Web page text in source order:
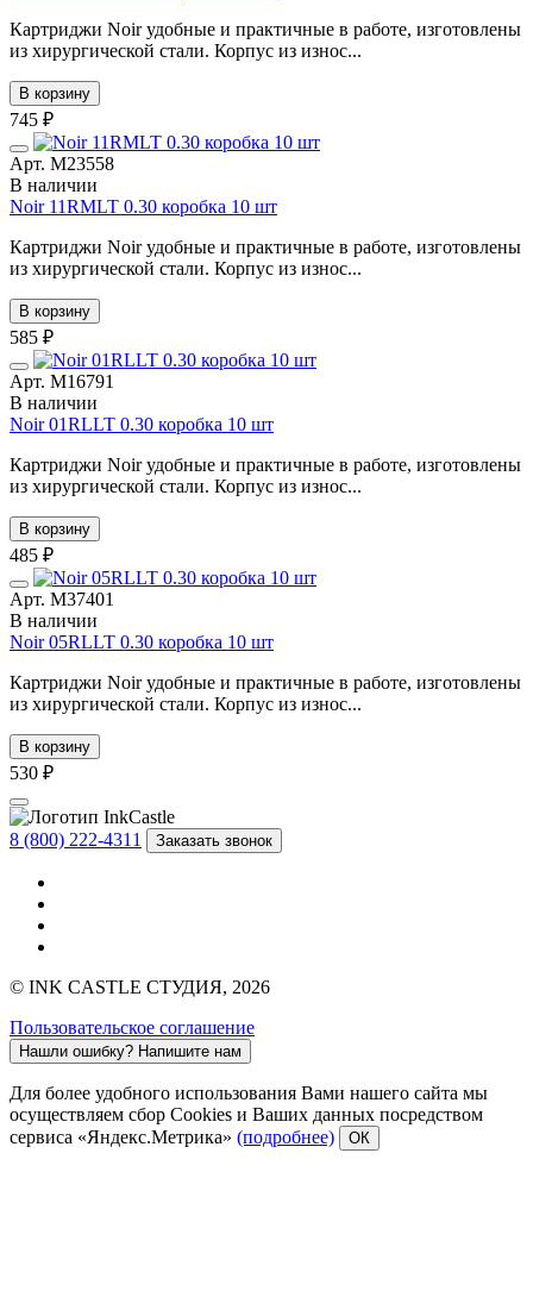
Картриджи Noir удобные и практичные в работе, изготовлены
из хирургической стали. Корпус из износ...
В корзину
745 ₽
Арт. М23558
В наличии
Noir 11RMLT 0.30 коробка 10 шт
Картриджи Noir удобные и практичные в работе, изготовлены
из хирургической стали. Корпус из износ...
В корзину
585 ₽
Арт. М16791
В наличии
Noir 01RLLT 0.30 коробка 10 шт
Картриджи Noir удобные и практичные в работе, изготовлены
из хирургической стали. Корпус из износ...
В корзину
485 ₽
Арт. М37401
В наличии
Noir 05RLLT 0.30 коробка 10 шт
Картриджи Noir удобные и практичные в работе, изготовлены
из хирургической стали. Корпус из износ...
В корзину
530 ₽
8 (800) 222-4311 Заказать звонок
© INK CASTLE СТУДИЯ, 2026
Пользовательское соглашение
Нашли ошибку? Напишите нам
Для более удобного использования Вами нашего сайта мы
осуществляем сбор Cookies и Ваших данных посредством
сервиса «Яндекс.Метрика» (подробнее) ОК